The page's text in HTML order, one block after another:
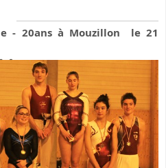
- 20ans à Mouzillon le 21